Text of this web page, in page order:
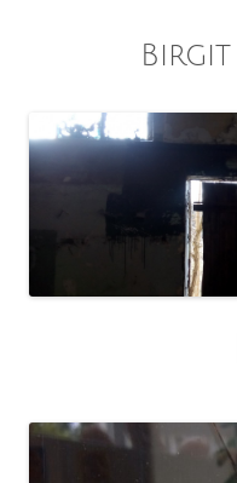
Birgit